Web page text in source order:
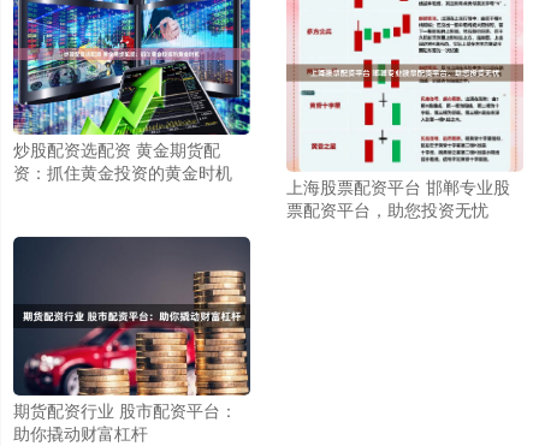
炒股配资选配资 黄金期货配
资：抓住黄金投资的黄金时机
上海股票配资平台 邯郸专业股
票配资平台，助您投资无忧
期货配资行业 股市配资平台：
助你撬动财富杠杆